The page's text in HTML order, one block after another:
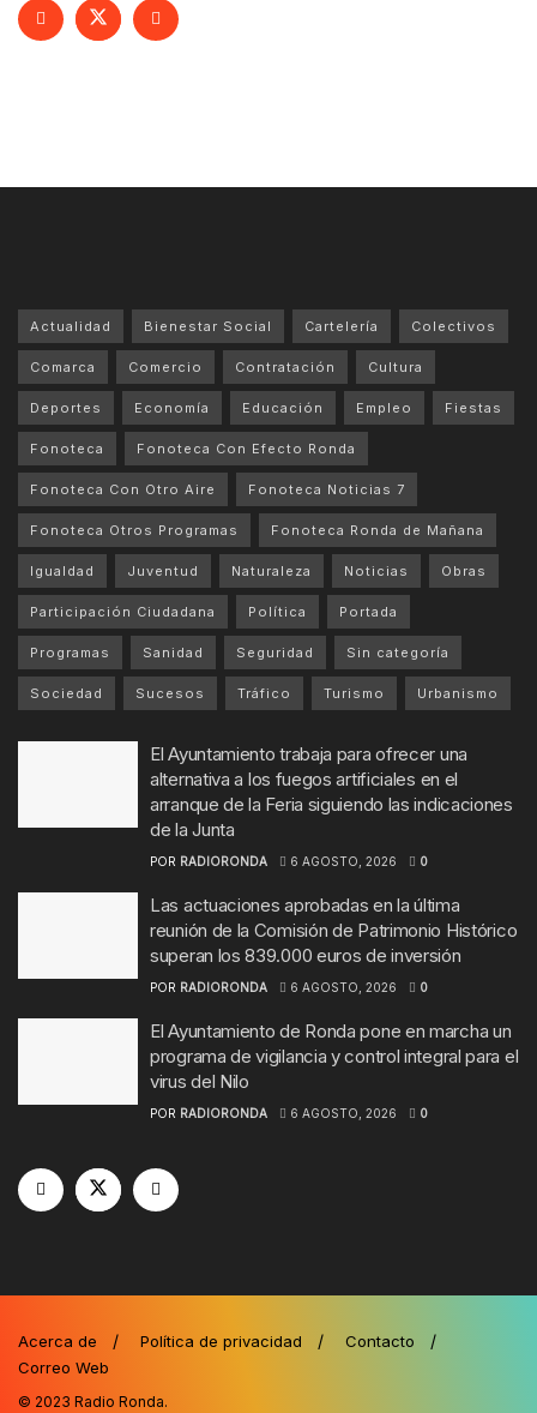
Actualidad Bienestar Social Cartelería Colectivos
Comarca Comercio Contratación Cultura
Deportes Economía Educación Empleo Fiestas
Fonoteca Fonoteca Con Efecto Ronda
Fonoteca Con Otro Aire Fonoteca Noticias 7
Fonoteca Otros Programas Fonoteca Ronda de Mañana
Igualdad Juventud Naturaleza Noticias Obras
Participación Ciudadana Política Portada
Programas Sanidad Seguridad Sin categoría
Sociedad Sucesos Tráfico Turismo Urbanismo
El Ayuntamiento trabaja para ofrecer una
alternativa a los fuegos artificiales en el
arranque de la Feria siguiendo las indicaciones
de la Junta
POR RADIORONDA 6 AGOSTO, 2026 0
Las actuaciones aprobadas en la última
reunión de la Comisión de Patrimonio Histórico
superan los 839.000 euros de inversión
POR RADIORONDA 6 AGOSTO, 2026 0
El Ayuntamiento de Ronda pone en marcha un
programa de vigilancia y control integral para el
virus del Nilo
POR RADIORONDA 6 AGOSTO, 2026 0
Acerca de Política de privacidad
Contacto
Correo Web
© 2023 Radio Ronda.